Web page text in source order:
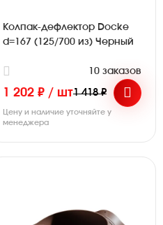
Колпак-дефлектор Docke
d=167 (125/700 из) Черный
10 заказов
1 202 ₽ / шт1 418 ₽
Цену и наличие уточняйте у
менеджера